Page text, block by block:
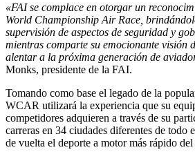
«FAI se complace en otorgar un
World Championship Air Race,
supervisión de aspectos de seguridad y
mientras comparte su emocionante visión
alentar a la próxima generación de
Monks, presidente de la FAI.
Tomando como base el legado de la
WCAR utilizará la experiencia que su
competidores adquieren a través de su
carreras en 34 ciudades diferentes de todo
de vuelta el deporte a motor más rápido